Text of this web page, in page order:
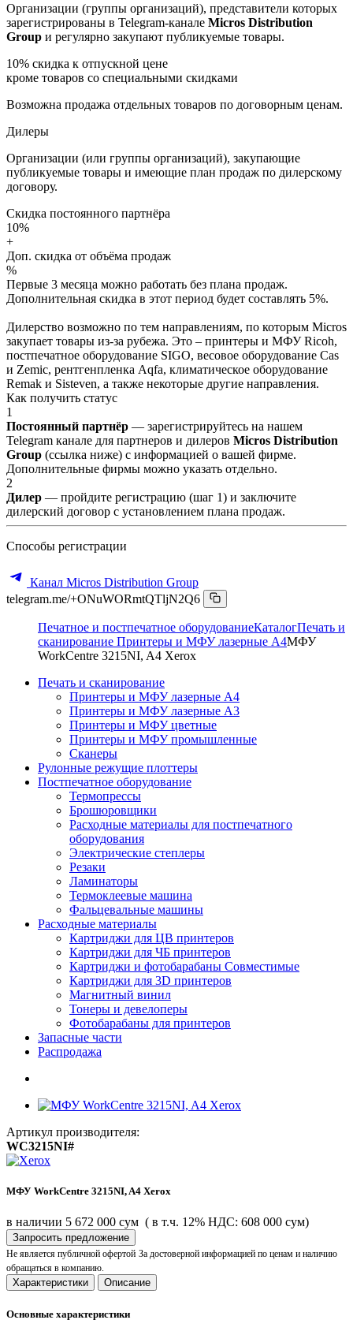
Организации (группы организаций), представители которых
зарегистрированы в Telegram-канале Micros Distribution
Group и регулярно закупают публикуемые товары.
10% скидка к отпускной цене
кроме товаров со специальными скидками
Возможна продажа отдельных товаров по договорным ценам.
Дилеры
Организации (или группы организаций), закупающие
публикуемые товары и имеющие план продаж по дилерскому
договору.
Скидка постоянного партнёра
10%
+
Доп. скидка от объёма продаж
%
Первые 3 месяца можно работать без плана продаж.
Дополнительная скидка в этот период будет составлять 5%.
Дилерство возможно по тем направлениям, по которым Micros
закупает товары из-за рубежа. Это – принтеры и МФУ Ricoh,
постпечатное оборудование SIGO, весовое оборудование Cas
и Zemic, рентгенпленка Aqfa, климатическое оборудование
Remak и Sisteven, а также некоторые другие направления.
Как получить статус
1
Постоянный партнёр — зарегистрируйтесь на нашем
Telegram канале для партнеров и дилеров Micros Distribution
Group (ссылка ниже) с информацией о вашей фирме.
Дополнительные фирмы можно указать отдельно.
2
Дилер — пройдите регистрацию (шаг 1) и заключите
дилерский договор с установлением плана продаж.
Способы регистрации
Канал Micros Distribution Group
telegram.me/+ONuWORmtQTljN2Q6
Печатное и постпечатное оборудованиеКаталогПечать и
сканирование Принтеры и МФУ лазерные А4МФУ
WorkCentre 3215NI, A4 Xerox
Печать и сканирование
Принтеры и МФУ лазерные А4
Принтеры и МФУ лазерные А3
Принтеры и МФУ цветные
Принтеры и МФУ промышленные
Сканеры
Рулонные режущие плоттеры
Постпечатное оборудование
Термопрессы
Брошюровщики
Расходные материалы для постпечатного
оборудования
Электрические степлеры
Резаки
Ламинаторы
Термоклеевые машина
Фальцевальные машины
Расходные материалы
Картриджи для ЦВ принтеров
Картриджи для ЧБ принтеров
Картриджи и фотобарабаны Совместимые
Картриджи для 3D принтеров
Магнитный винил
Тонеры и девелоперы
Фотобарабаны для принтеров
Запасные части
Распродажа
Артикул производителя:
WC3215NI#
МФУ WorkCentre 3215NI, A4 Xerox
в наличии 5 672 000 сум ( в т.ч. 12% НДС: 608 000 сум)
Запросить предложение
Не является публичной офертой За достоверной информацией по ценам и наличию
обращаться в компанию.
Характеристики Описание
Основные характеристики